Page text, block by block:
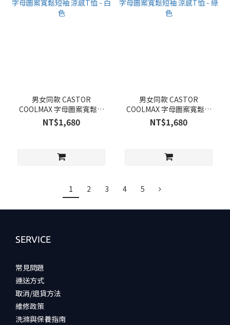
男女同款 CASTOR
COOLMAX 字母圖案寬鬆短
袖 涼感T恤 - 白色
NT$1,680
男女同款 CASTOR
COOLMAX 字母圖案寬鬆短
袖 涼感T恤 - 綠色
NT$1,680
1 2 3 4 5
SERVICE
常見問題
運送方式
取消/退貨方法
維修政策
洗滌與保養指南